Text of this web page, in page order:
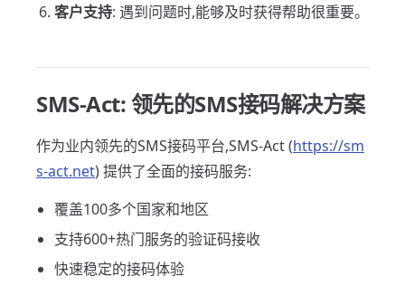
客户支持: 遇到问题时,能够及时获得帮助很重要。
SMS-Act: 领先的SMS接码解决方案
作为业内领先的SMS接码平台,SMS-Act (https://sm
s-act.net) 提供了全面的接码服务:
覆盖100多个国家和地区
支持600+热门服务的验证码接收
快速稳定的接码体验